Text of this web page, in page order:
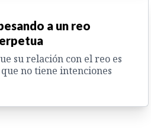
a un reo
su relación con el reo es
no tiene intenciones